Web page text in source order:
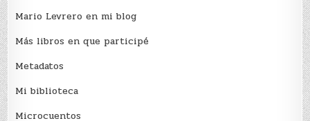
Mario Levrero en mi blog
Más libros en que participé
Metadatos
Mi biblioteca
Microcuentos